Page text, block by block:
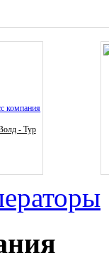
- Тур